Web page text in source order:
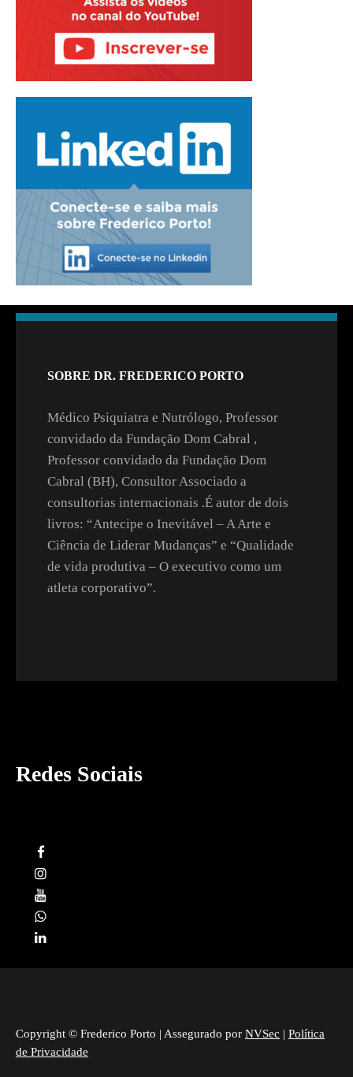
SOBRE DR. FREDERICO PORTO
Médico Psiquiatra e Nutrólogo, Professor
convidado da Fundação Dom Cabral ,
Professor convidado da Fundação Dom
Cabral (BH), Consultor Associado a
consultorias internacionais .É autor de dois
livros: “Antecipe o Inevitável – A Arte e
Ciência de Liderar Mudanças” e “Qualidade
de vida produtiva – O executivo como um
atleta corporativo”.
Redes Sociais
Copyright © Frederico Porto | Assegurado por NVSec | Política
de Privacidade